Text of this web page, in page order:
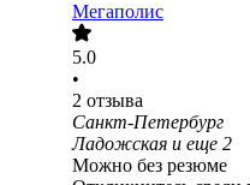
Мегаполис
5.0
•
2 отзыва
Санкт-Петербург
Ладожская и еще 2
Можно без резюме